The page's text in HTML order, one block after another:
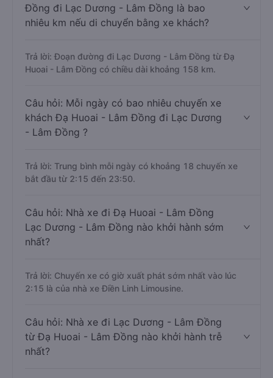
Đồng đi Lạc Dương - Lâm Đồng là bao
nhiêu km nếu di chuyển bằng xe khách?
Trả lời: Đoạn đường đi Lạc Dương - Lâm Đồng từ Đạ
Huoai - Lâm Đồng có chiều dài khoảng 158 km.
Câu hỏi: Mỗi ngày có bao nhiêu chuyến xe
khách Đạ Huoai - Lâm Đồng đi Lạc Dương
- Lâm Đồng ?
Trả lời: Trung bình mỗi ngày có khoảng 18 chuyến xe
bắt đầu từ 2:15 đến 23:50.
Câu hỏi: Nhà xe đi Đạ Huoai - Lâm Đồng
Lạc Dương - Lâm Đồng nào khởi hành sớm
nhất?
Trả lời: Chuyến xe có giờ xuất phát sớm nhất vào lúc
2:15 là của nhà xe Điền Linh Limousine.
Câu hỏi: Nhà xe đi Lạc Dương - Lâm Đồng
từ Đạ Huoai - Lâm Đồng nào khởi hành trễ
nhất?